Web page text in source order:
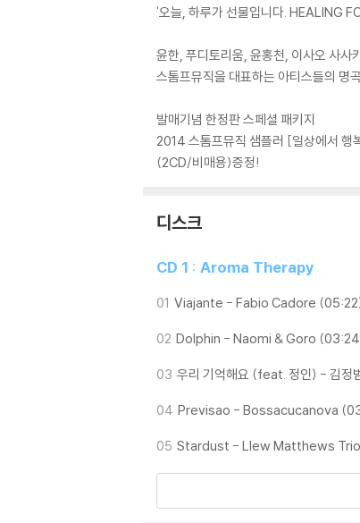
'오늘, 하루가 선물입니다. HEALING
윤한, 푸디토리움, 윤홍천, 이사오 사사
스톰프뮤직을 대표하는 아티스들의 명
발매기념 한정판 스페셜 패키지
2014 스톰프뮤직 샘플러 [일상에서 행
(2CD/비매용)증정!
디스크
CD 1 : Aroma Therapy
01 Viajante - Fabio Cadore
02 Dolphin - Naomi & Goro
03 우리 기억해요 (feat. 정인) - 김
04 Previsao - Bossacucanova
05 Stardust - Llew Matthews